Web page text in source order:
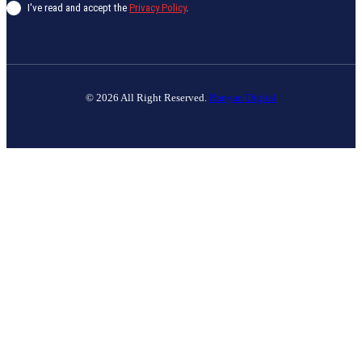
I've read and accept the Privacy Policy.
© 2026 All Right Reserved. Banyan Digital